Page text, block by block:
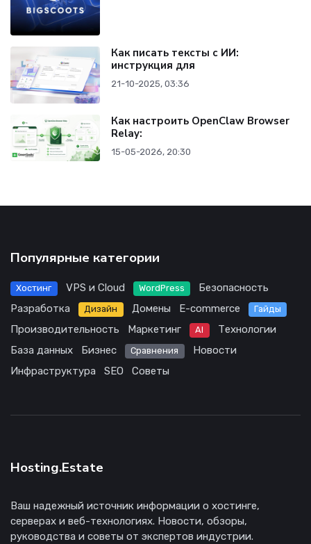
Как писать тексты с ИИ:
инструкция для
21-10-2025, 03:36
Как настроить OpenClaw Browser
Relay:
15-05-2026, 20:30
Популярные категории
Хостинг VPS и Cloud WordPress
Безопасность
Разработка
Дизайн Домены E-commerce Гайды
Производительность Маркетинг AI
Технологии
База данных
Бизнес Сравнения
Новости
Инфраструктура
SEO Советы
Hosting.Estate
Ваш надежный источник информации о хостинге,
серверах и веб-технологиях. Новости, обзоры,
руководства и советы от экспертов индустрии.